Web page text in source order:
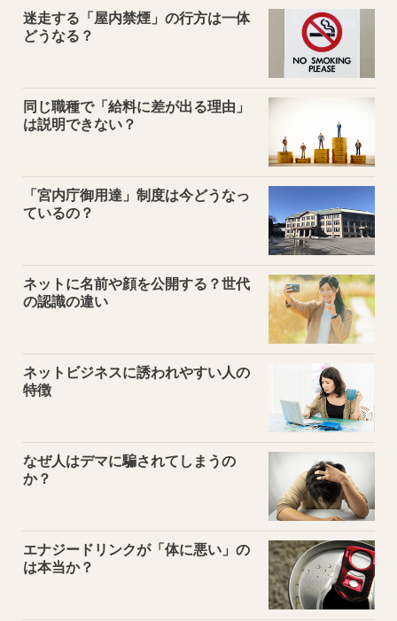
迷走する「屋内禁煙」の行方は一体
どうなる？
同じ職種で「給料に差が出る理由」
は説明できない？
「宮内庁御用達」制度は今どうなっ
ているの？
ネットに名前や顔を公開する？世代
の認識の違い
ネットビジネスに誘われやすい人の
特徴
なぜ人はデマに騙されてしまうの
か？
エナジードリンクが「体に悪い」の
は本当か？